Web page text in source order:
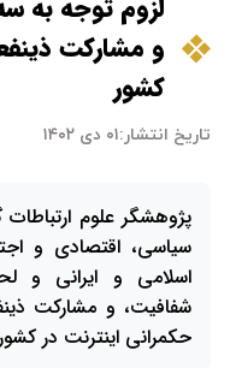
لزوم توجه به
و مشارکت
کشور
تاریخ انتشار:۰۱ دی ۱۴۰۲
پژوهشگر علوم
سیاسی، اقتصادی و
اسلامی و ایرانی و
شفافیت، و مشارکت
حکمرانی اینترنت در